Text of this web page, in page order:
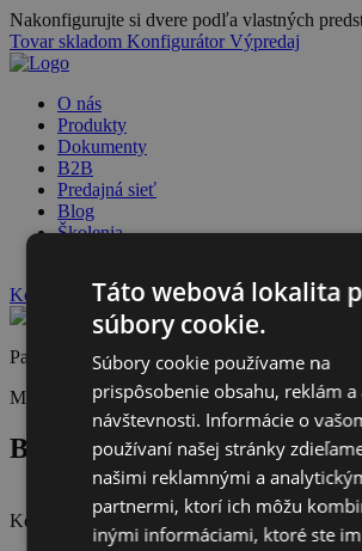
Nakonfigurujte si dvere podľa vlastných
Tovar skladom KonfigurátorVýpredaj
O nás
Produkty
Dokumenty
B2B
Predajná sieť
Blog
Školenia
Kontakt
Partner
Montáž
Predajca
BZ Trade s.r.o.
Kostelecká 259/12, 796 01 Prostějov 1, Česko
Táto webová lokalita
súbory cookie.
Súbory cookie používame na
prispôsobenie obsahu, reklám a
návštevnosti. Informácie o
používaní našej stránky
našimi reklamnými a
partnermi, ktorí ich môžu
inými informáciami, ktoré ste